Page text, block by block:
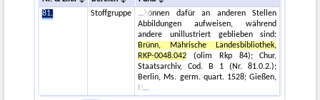
81.
Stoffgruppe
können dafür an anderen Stellen
Abbildungen aufweisen, während
andere unillustriert geblieben sind:
Brünn, Mährische Landesbibliothek,
RKP-0048.042 (olim Rkp 84); Chur,
Staatsarchiv, Cod. B 1 (Nr. 81.0.2.);
Berlin, Ms. germ. quart. 1528; Gießen,
H